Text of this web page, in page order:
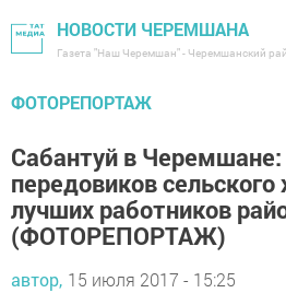
НОВОСТИ ЧЕРЕМШАНА
Газета "Наш Черемшан" - Черемшанский
ФОТОРЕПОРТАЖ
Сабантуй в
передовиков сельского
лучших работников
(ФОТОРЕПОРТАЖ)
автор, 15 июля 2017 - 15:25